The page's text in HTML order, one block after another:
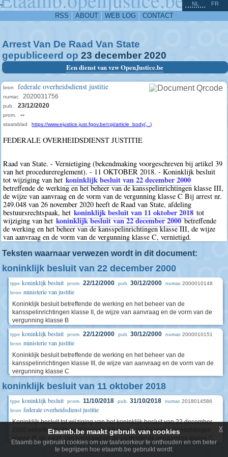
-
RSS ABOUT WEB LOG CONTACT
NL FR
Arrest Van De Raad Van State
gepubliceerd op 23 december 2020
Een dienst van vzw OpenJustice.be
bron federale overheidsdienst justitie
numac 2020031756
pub. 23/12/2020
prom. --
staatsblad https://www.ejustice.just.fgov.be/cgi/article_body(...)
FEDERALE OVERHEIDSDIENST JUSTITIE
Raad van State. - Vernietiging (bekendmaking voorgeschreven bij artikel 39
van het procedurereglement). - 11 OKTOBER 2018. - Koninklijk besluit
tot wijziging van het koninklijk besluit van 22 december 2000
betreffende de werking en het beheer van de kansspelinrichtingen klasse III,
de wijze van aanvraag en de vorm van de vergunning klasse C Bij arrest nr.
249.048 van 26 november 2020 heeft de Raad van State, afdeling
bestuursrechtspaak, het koninklijk besluit van 11 oktober 2018 tot
wijziging van het koninklijk besluit van 22 december 2000betreffende
de werking en het beheer van de kansspelinrichtingen klasse III, de wijze
van aanvraag en de vorm van de vergunning klasse C, vernietigd.
Teksten waarnaar verwezen wordt in dit document:
koninklijk besluit van 22 december 2000
type koninklijk besluit prom. 22/12/2000 pub. 30/12/2000 numac 2000010148
bron ministerie van justitie
Koninklijk besluit betreffende de werking en het beheer van de
kansspelinrichtingen klasse II, de wijze van aanvraag en de vorm van de
vergunning klasse B
type koninklijk besluit prom. 22/12/2000 pub. 30/12/2000 numac 2000010151
bron ministerie van justitie
Koninklijk besluit betreffende de werking en het beheer van de
kansspelinrichtingen klasse III, de wijze van aanvraag en de vorm van de
vergunning klasse C
koninklijk besluit van 11 oktober 2018
type koninklijk besluit prom. 11/10/2018 pub. 31/10/2018 numac 2018014586
bron federale overheidsdienst justitie
Koninklijk besluit tot wijziging van het koninklijk besluit van 22 december
2000 betreffende de werking en het beheer van de kansspelinrichtingen
klasse III, de wijze van aanvraag en de vorm van de vergunning klasse C
^
Etaamb.be maakt gebruik van cookies
Etaamb.be gebruikt cookies om uw taalvoorkeur te onthouden en om beter
te begrijpen hoe etaamb.be gebruikt wordt.
x